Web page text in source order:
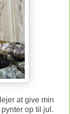
at give min
op til jul.